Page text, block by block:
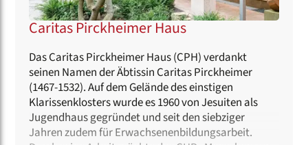
Caritas Pirckheimer Haus
Das Caritas Pirckheimer Haus (CPH) verdankt
seinen Namen der Äbtissin Caritas Pirckheimer
(1467-1532). Auf dem Gelände des einstigen
Klarissenklosters wurde es 1960 von Jesuiten als
Jugendhaus gegründet und seit den siebziger
Jahren zudem für Erwachsenenbildungsarbeit.